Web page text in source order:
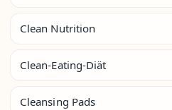
Clean Nutrition
Clean-Eating-Diät
Cleansing Pads